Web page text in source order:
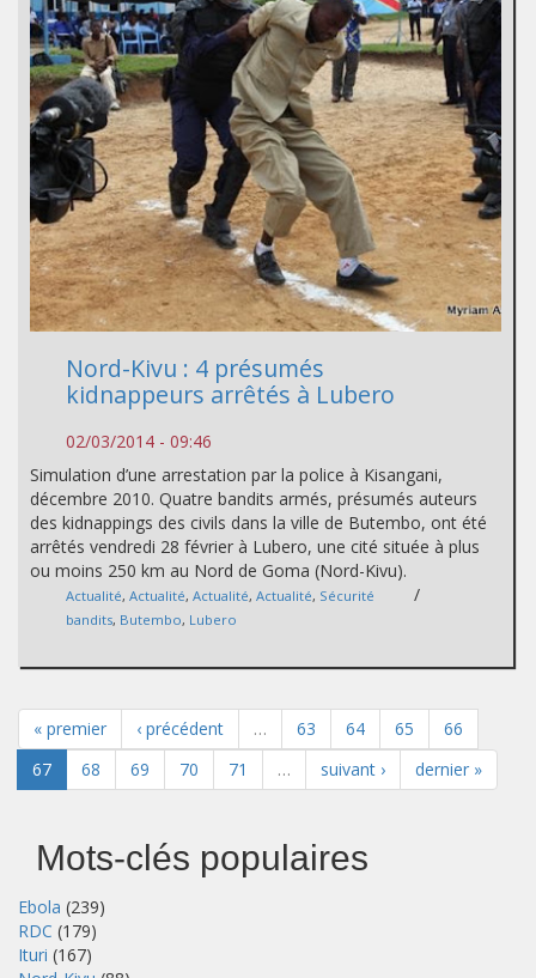
Nord-Kivu : 4 présumés
kidnappeurs arrêtés à Lubero
02/03/2014 - 09:46
Simulation d’une arrestation par la police à Kisangani,
décembre 2010. Quatre bandits armés, présumés auteurs
des kidnappings des civils dans la ville de Butembo, ont été
arrêtés vendredi 28 février à Lubero, une cité située à plus
ou moins 250 km au Nord de Goma (Nord-Kivu).
Actualité, Actualité, Actualité, Actualité, Sécurité /
bandits, Butembo, Lubero
« premier ‹ précédent … 63 64 65
66
67
68 69 70 71 … suivant › dernier »
Mots-clés populaires
Ebola (239)
RDC (179)
Ituri (167)